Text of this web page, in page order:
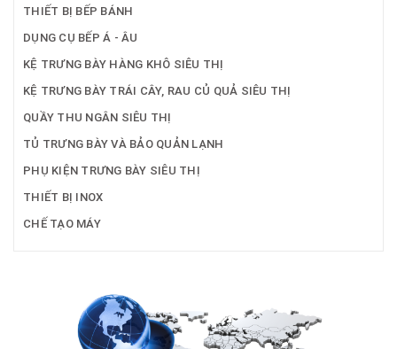
THIẾT BỊ BẾP BÁNH
DỤNG CỤ BẾP Á - ÂU
KỆ TRƯNG BÀY HÀNG KHÔ SIÊU THỊ
KỆ TRƯNG BÀY TRÁI CÂY, RAU CỦ QUẢ SIÊU THỊ
QUẦY THU NGÂN SIÊU THỊ
TỦ TRƯNG BÀY VÀ BẢO QUẢN LẠNH
PHỤ KIỆN TRƯNG BÀY SIÊU THỊ
THIẾT BỊ INOX
CHẾ TẠO MÁY